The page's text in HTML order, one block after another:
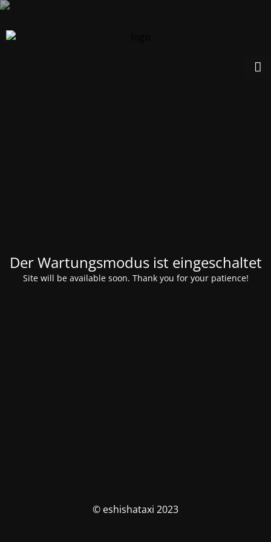
Der Wartungsmodus ist eingeschaltet
Site will be available soon. Thank you for your patience!
© eshishataxi 2023